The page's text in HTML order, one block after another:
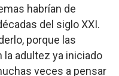
habrían de
del siglo XXI.
porque las
adultez ya iniciado
veces a pensar